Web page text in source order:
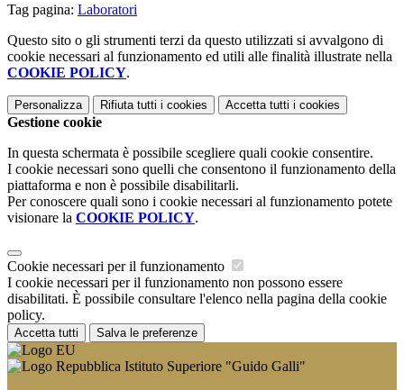
Tag pagina: Laboratori
Questo sito o gli strumenti terzi da questo utilizzati si avvalgono di
cookie necessari al funzionamento ed utili alle finalità illustrate nella
COOKIE POLICY.
Personalizza Rifiuta tutti i cookies Accetta tutti i cookies
Gestione cookie
In questa schermata è possibile scegliere quali cookie consentire.
I cookie necessari sono quelli che consentono il funzionamento della
piattaforma e non è possibile disabilitarli.
Per conoscere quali sono i cookie necessari al funzionamento potete
visionare la COOKIE POLICY.
Cookie necessari per il funzionamento
I cookie necessari per il funzionamento non possono essere
disabilitati. È possibile consultare l'elenco nella pagina della cookie
policy.
Accetta tutti Salva le preferenze
Istituto Superiore "Guido Galli"